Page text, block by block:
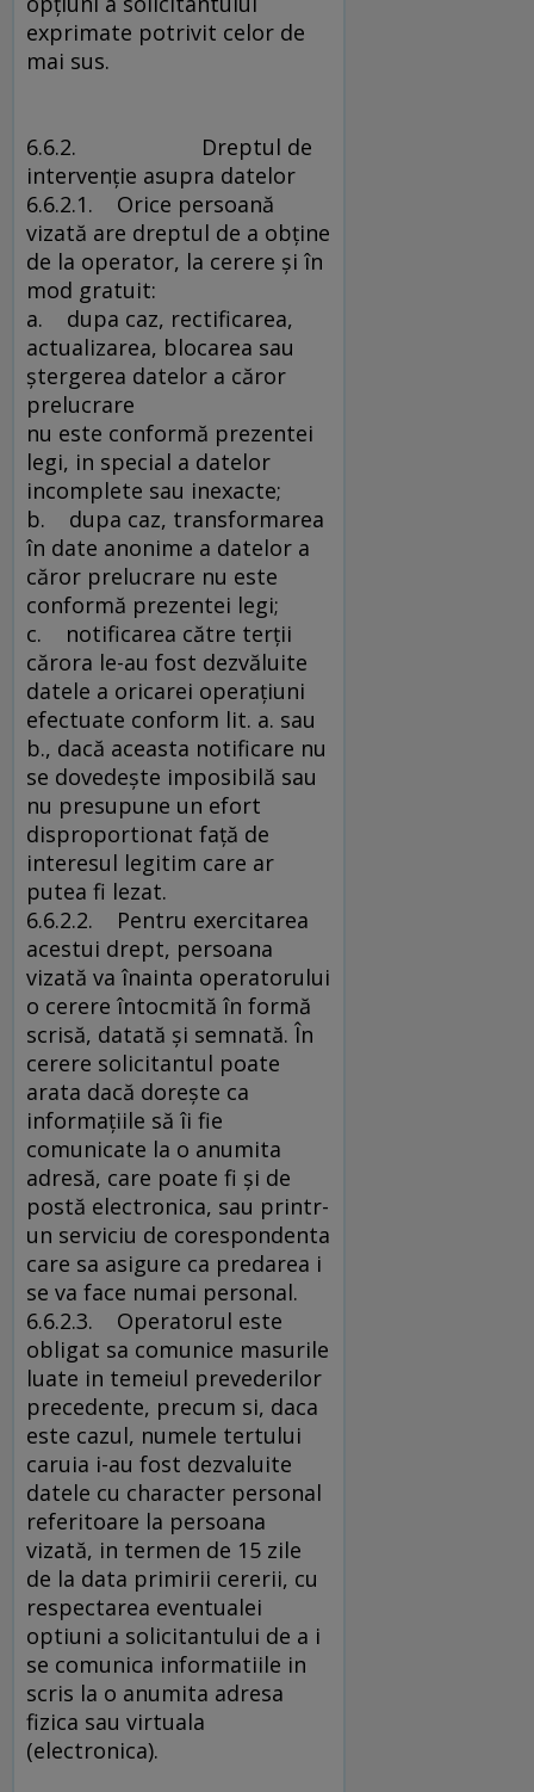
exprimate potrivit celor de
mai sus.
6.6.2. Dreptul de
intervenţie asupra datelor
6.6.2.1. Orice persoană
vizată are dreptul de a obţine
de la operator, la cerere şi în
mod gratuit:
a. dupa caz, rectificarea,
actualizarea, blocarea sau
ştergerea datelor a căror
prelucrare
nu este conformă prezentei
legi, in special a datelor
incomplete sau inexacte;
b. dupa caz, transformarea
în date anonime a datelor a
căror prelucrare nu este
conformă prezentei legi;
c. notificarea către terţii
cărora le-au fost dezvăluite
datele a oricarei operaţiuni
efectuate conform lit. a. sau
b., dacă aceasta notificare nu
se dovedeşte imposibilă sau
nu presupune un efort
disproportionat faţă de
interesul legitim care ar
putea fi lezat.
6.6.2.2. Pentru exercitarea
acestui drept, persoana
vizată va înainta operatorului
o cerere întocmită în formă
scrisă, datată şi semnată. În
cerere solicitantul poate
arata dacă doreşte ca
informaţiile să îi fie
comunicate la o anumita
adresă, care poate fi şi de
postă electronica, sau printr-
un serviciu de corespondenta
care sa asigure ca predarea i
se va face numai personal.
6.6.2.3. Operatorul este
obligat sa comunice masurile
luate in temeiul prevederilor
precedente, precum si, daca
este cazul, numele tertului
caruia i-au fost dezvaluite
datele cu character personal
referitoare la persoana
vizată, in termen de 15 zile
de la data primirii cererii, cu
respectarea eventualei
optiuni a solicitantului de a i
se comunica informatiile in
scris la o anumita adresa
fizica sau virtuala
(electronica).